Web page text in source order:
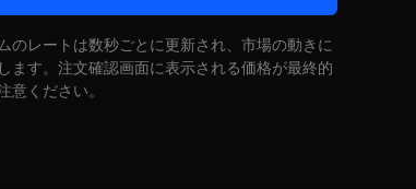
のレートは数秒ごとに更新され、市場の動きに
ます。注文確認画面に表示される価格が最終的
意ください。